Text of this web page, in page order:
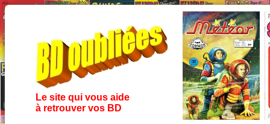
Le site qui vous aide
à retrouver vos BD